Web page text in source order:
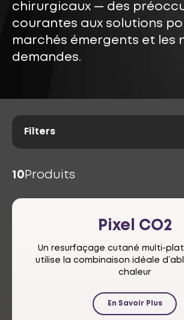
chirurgicaux — des
courantes aux solutions
marchés émergents et les
demandes.
Filters
10 Produits
Pixel CO2
Un resurfaçage cutané multi-
utilise la combinaison idéale
chaleur
En Savoir Plus